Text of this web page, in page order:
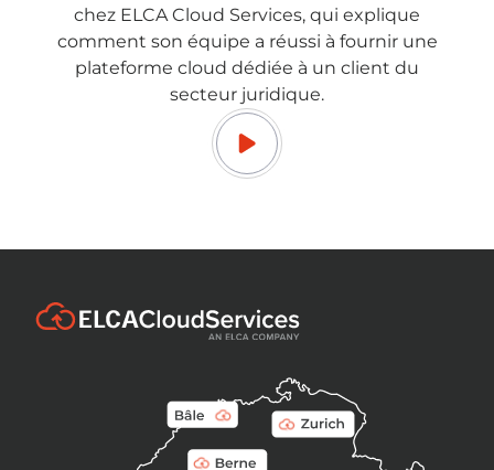
chez ELCA Cloud Services, qui explique
comment son équipe a réussi à fournir une
plateforme cloud dédiée à un client du
secteur juridique.